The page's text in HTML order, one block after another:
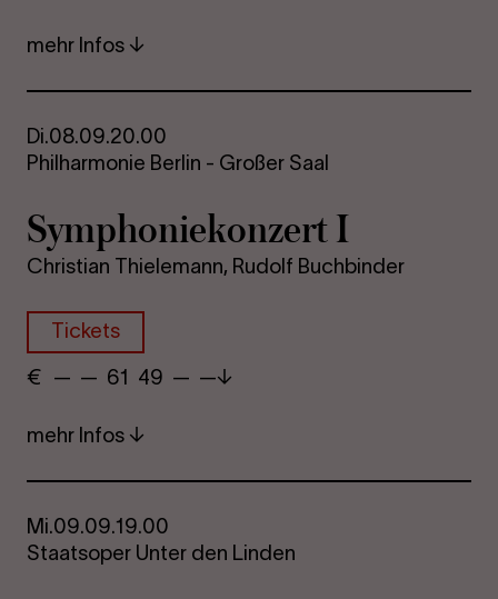
mehr Infos
Di.08.09.20.00
Philharmonie Berlin - Großer Saal
Sym­pho­nie­kon­zert I
Christian Thielemann, Rudolf Buchbinder
Tickets
€ ​ — — 61​ 49 — —
mehr Infos
Mi.09.09.19.00
Staatsoper Unter den Linden